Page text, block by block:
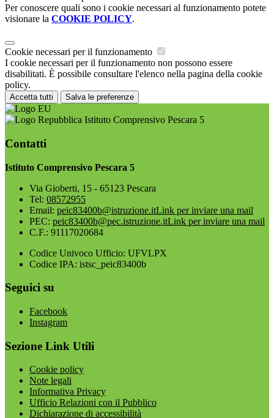
Per conoscere quali sono i cookie necessari al funzionamento potete
visionare la COOKIE POLICY.
Cookie necessari per il funzionamento
I cookie necessari per il funzionamento non possono essere
disabilitati. È possibile consultare l'elenco nella pagina della cookie
policy.
Accetta tutti Salva le preferenze
Istituto Comprensivo Pescara 5
Contatti
Istituto Comprensivo Pescara 5
Via Gioberti, 15 - 65123 Pescara
Tel: 08572955
Email: peic83400b@istruzione.itLink per inviare una mail
PEC: peic83400b@pec.istruzione.itLink per inviare una mail
C.F.: 91117020684
Codice Univoco Ufficio: UFVLPX
Codice IPA: istsc_peic83400b
Seguici su
Facebook
Instagram
Sezione Link Utili
Cookie policy
Note legali
Informativa Privacy
Ufficio Relazioni con il Pubblico
Dichiarazione di accessibilità